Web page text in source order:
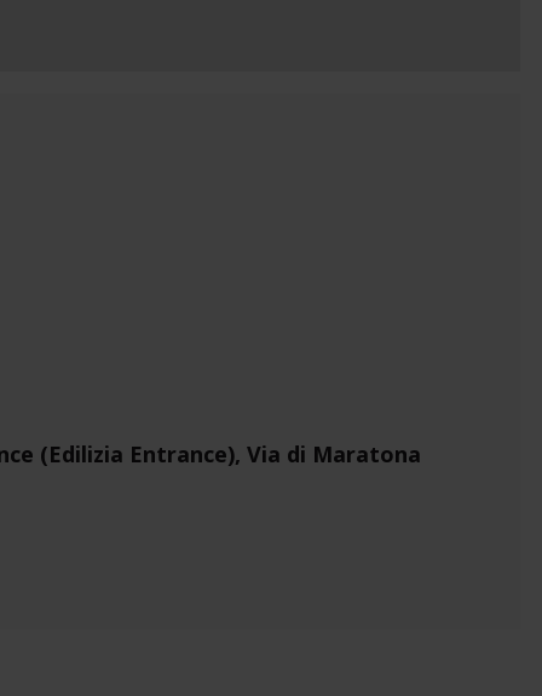
(Edilizia Entrance), Via di Maratona